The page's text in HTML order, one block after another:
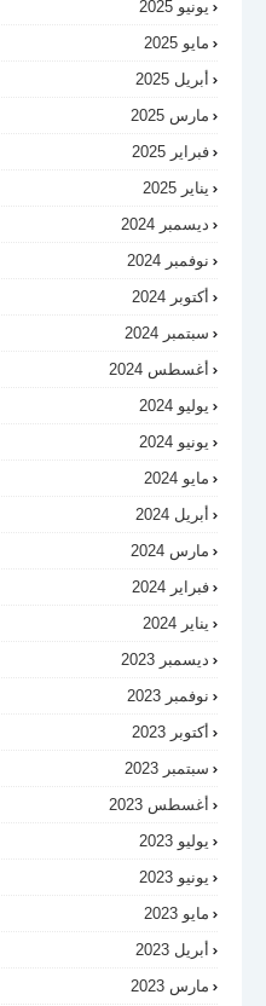
يونيو 2025
مايو 2025
أبريل 2025
مارس 2025
فبراير 2025
يناير 2025
ديسمبر 2024
نوفمبر 2024
أكتوبر 2024
سبتمبر 2024
أغسطس 2024
يوليو 2024
يونيو 2024
مايو 2024
أبريل 2024
مارس 2024
فبراير 2024
يناير 2024
ديسمبر 2023
نوفمبر 2023
أكتوبر 2023
سبتمبر 2023
أغسطس 2023
يوليو 2023
يونيو 2023
مايو 2023
أبريل 2023
مارس 2023